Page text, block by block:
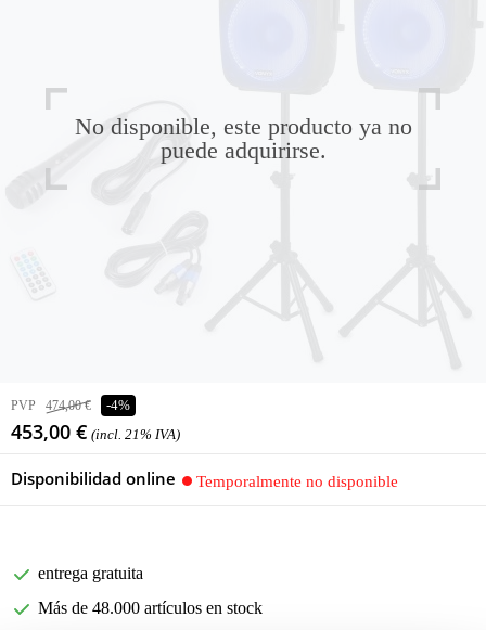
No disponible, este producto ya no
puede adquirirse.
PVP 474,00 € -4%
453,00 € (incl. 21% IVA)
Disponibilidad online Temporalmente no disponible
entrega gratuita
Más de 48.000 artículos en stock